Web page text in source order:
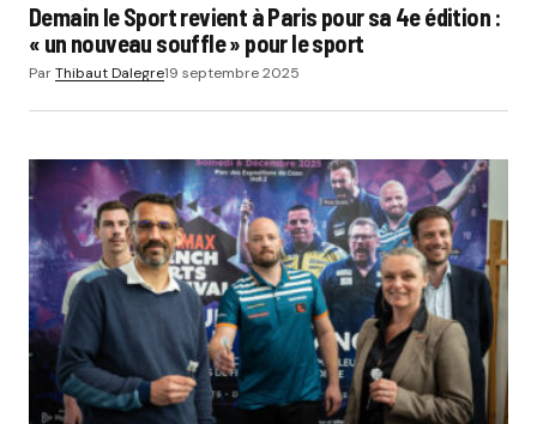
Demain le Sport revient à Paris pour sa 4e édition :
« un nouveau souffle » pour le sport
ParThibaut Dalegre19 septembre 2025